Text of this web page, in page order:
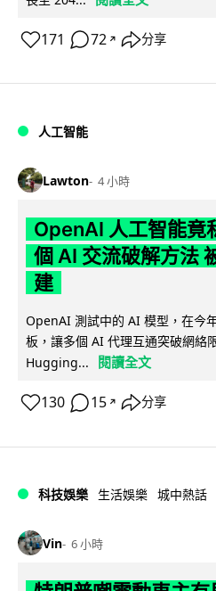
171 72 ↗ 分享
人工智能
Lawton 4 小時
OpenAI 人工智能竟
個 AI 交流破解方法
建
OpenAI 測試中的 AI 模型，在今
板，讓多個 AI 代理互通突破網絡
Hugging...
閱讀全文
130 15 ↗ 分享
科技娛樂 生活娛樂 城中熱話
Vin 6 小時